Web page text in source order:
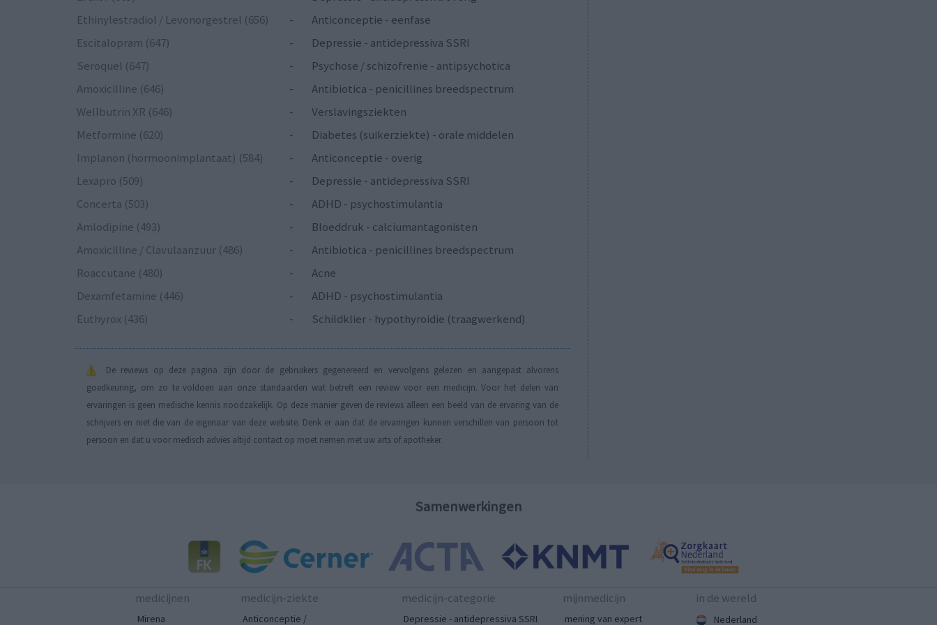
Ethinylestradiol / Levonorgestrel (656)
-
Anticonceptie - eenfase
Escitalopram (647)
-
Depressie - antidepressiva SSRI
Seroquel (647)
-
Psychose / schizofrenie - antipsychotica
Amoxicilline (646)
-
Antibiotica - penicillines breedspectrum
Wellbutrin XR (646)
-
Verslavingsziekten
Metformine (620)
-
Diabetes (suikerziekte) - orale middelen
Implanon (hormoonimplantaat) (584)
-
Anticonceptie - overig
Lexapro (509)
-
Depressie - antidepressiva SSRI
Concerta (503)
-
ADHD - psychostimulantia
Amlodipine (493)
-
Bloeddruk - calciumantagonisten
Amoxicilline / Clavulaanzuur (486)
-
Antibiotica - penicillines breedspectrum
Roaccutane (480)
-
Acne
Dexamfetamine (446)
-
ADHD - psychostimulantia
Euthyrox (436)
- Schildklier - hypothyroidie (traagwerkend)
De reviews op deze pagina zijn door de gebruikers gegenereerd en vervolgens gelezen en aangepast alvorens
goedkeuring, om zo te voldoen aan onze standaarden wat betreft een review voor een medicijn. Voor het delen van
ervaringen is geen medische kennis noodzakelijk. Op deze manier geven de reviews alleen een beeld van de ervaring van de
schrijvers en niet die van de eigenaar van deze website. Denk er aan dat de ervaringen kunnen verschillen van persoon tot
persoon en dat u voor medisch advies altijd contact op moet nemen met uw arts of apotheker.
Samenwerkingen
medicijnen
Mirena
medicijn-ziekte
Anticonceptie /
medicijn-categorie
Depressie - antidepressiva SSRI
mijnmedicijn
mening van expert
in de wereld
Nederland